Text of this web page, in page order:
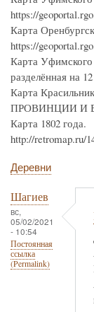
https://
Карта
https://
Карта Уфимского
разделённая на
Карта
ПРОВИНЦИИ И
Карта 1802 года.
http://retromap.ru/
Деревни
Шагиев
вс,
05/02/2021
- 10:54
Постоянная
ссылка
(Permalink)